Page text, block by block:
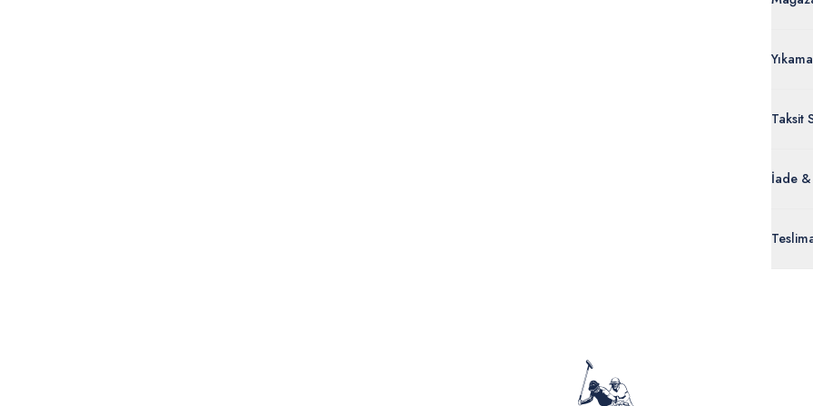
Taksit
İade &